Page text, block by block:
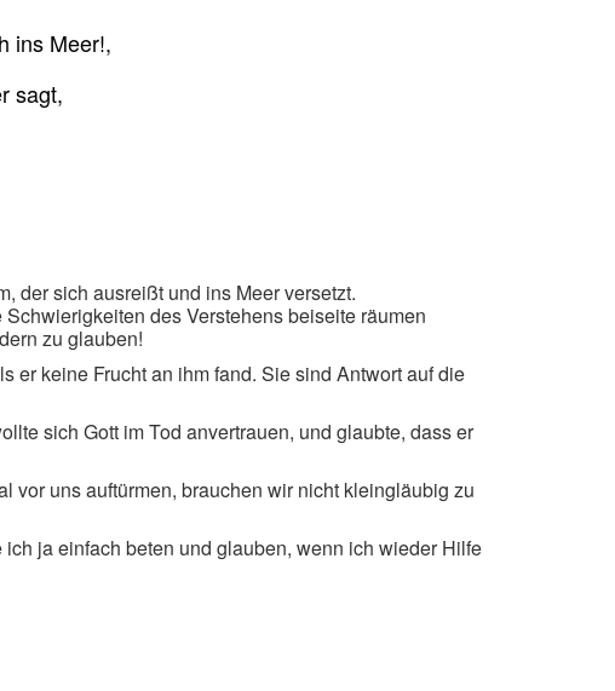
ins Meer!,
sagt,
der sich ausreißt und ins Meer versetzt.
des Verstehens beiseite räumen
zu glauben!
er keine Frucht an ihm fand. Sie sind Antwort auf die
sich Gott im Tod anvertrauen, und glaubte, dass er
vor uns auftürmen, brauchen wir nicht kleingläubig zu
ja einfach beten und glauben, wenn ich wieder Hilfe